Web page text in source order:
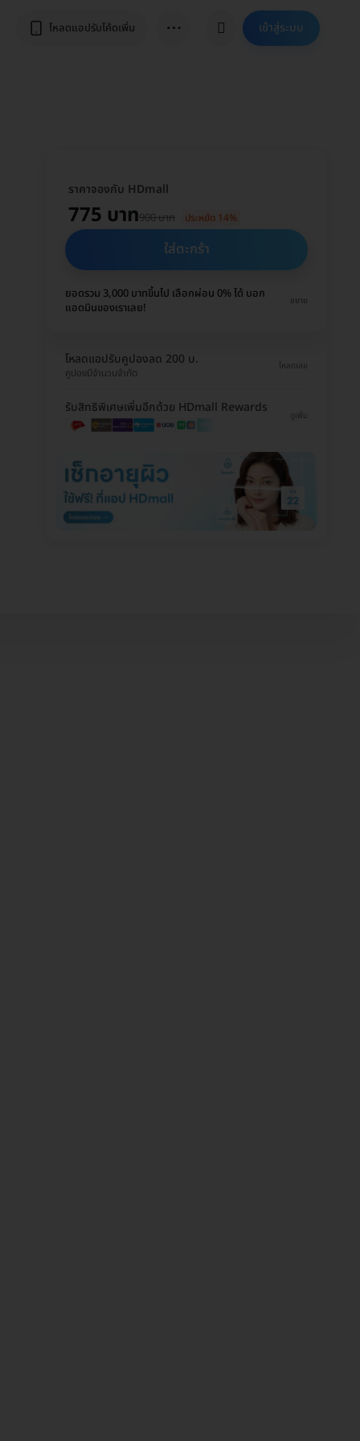
โหลดแอปรับโค้ดเพิ่ม ⋯ เข้าสู่ระบบ
ราคาจองกับ HDmall
775 บาท900 บาท ประหยัด 14%
ใส่ตะกร้า
ยอดรวม 3,000 บาทขึ้นไป เลือกผ่อน 0% ได้ บอก
แอดมินของเราเลย!
ขยาย
โหลดแอปรับคูปองลด 200 บ.
คูปองมีจำนวนจำกัด
โหลดเลย
รับสิทธิพิเศษเพิ่มอีกด้วย HDmall Rewards
ดูเพิ่ม